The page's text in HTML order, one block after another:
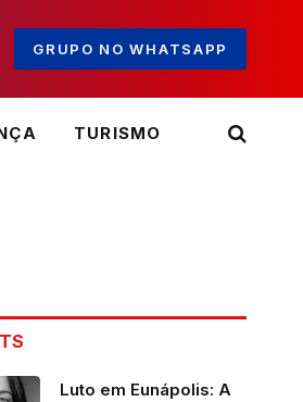
GRUPO NO WHATSAPP
TURISMO
Luto em Eunápolis: A